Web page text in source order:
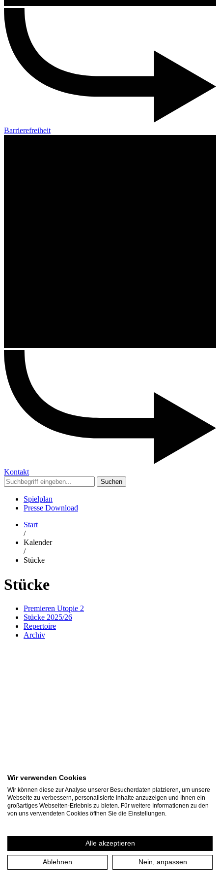
Barrierefreiheit
Kontakt
Suchen
Spielplan
Presse Download
Start
/
Kalender
/
Stücke
Stücke
Premieren Utopie 2
Stücke 2025/26
Repertoire
Archiv
Wir Nietzsche (UA)
mit Texten von Friedrich Nietzsche
Wir verwenden Cookies
Wir können diese zur Analyse unserer Besucherdaten platzieren, um unsere
Webseite zu verbessern, personalisierte Inhalte anzuzeigen und Ihnen ein
großartiges Webseiten-Erlebnis zu bieten. Für weitere Informationen zu den
von uns verwendeten Cookies öffnen Sie die Einstellungen.
Alle akzeptieren
Ablehnen Nein, anpassen